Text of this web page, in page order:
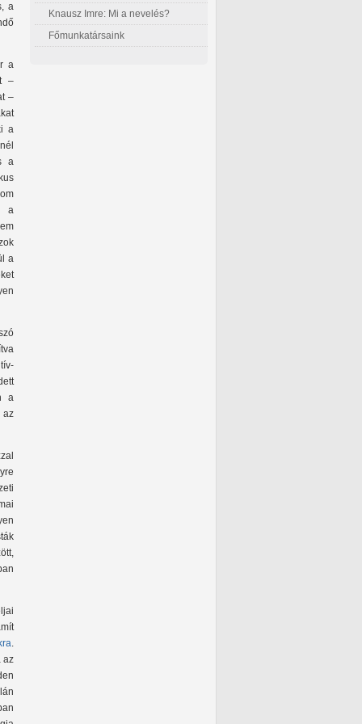
a
a
–
–
a
a
a
a
a
az
.
az
Knausz Imre: Mi a nevelés?
Főmunkatársaink